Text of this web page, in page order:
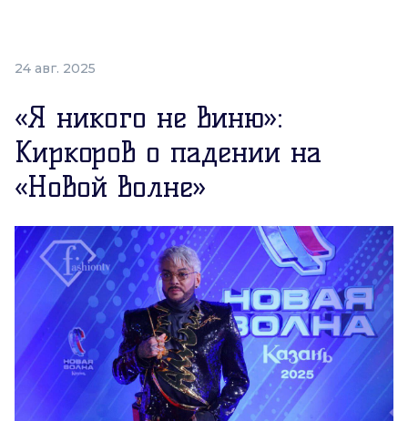
24 авг. 2025
«Я никого не виню»:
Киркоров о падении на
«Новой волне»